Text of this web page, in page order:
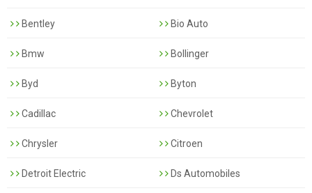
Bentley Bio Auto
Bmw Bollinger
Byd Byton
Cadillac Chevrolet
Chrysler Citroen
Detroit Electric Ds Automobiles